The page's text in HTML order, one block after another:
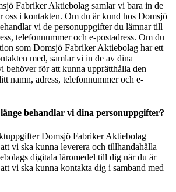
Fabriker Aktiebolag samlar vi bara in de
oss i kontakten. Om du är kund hos Domsjö
vi de personuppgifter du lämnar till
telefonnummer och e-postadress. Om du
som Domsjö Fabriker Aktiebolag har ett
med, samlar vi in de av dina
behöver för att kunna upprätthålla den
namn, adress, telefonnummer och e-
behandlar vi dina personuppgifter?
Domsjö Fabriker Aktiebolag
vi ska kunna leverera och tillhandahålla
digitala läromedel till dig när du är
vi ska kunna kontakta dig i samband med